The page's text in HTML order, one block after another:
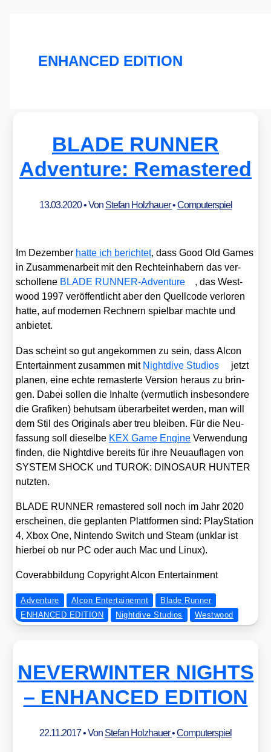
ENHANCED EDITION
BLADE RUNNER
Adventure: Remastered
13.03.2020• Von Stefan Holzhauer•Computerspiel
Im Dezem­ber hat­te ich berich­tet, dass Good Old Games
in Zusam­men­ar­beit mit den Rech­te­inha­bern das ver­
schol­le­ne BLADE RUN­NER-Adven­ture
, das West­
wood 1997 ver­öf­fent­licht aber den Quell­code ver­lo­ren
hat­te, auf moder­nen Rech­nern spiel­bar mach­te und
anbie­tet.
Das scheint so gut ange­kom­men zu sein, dass Alcon
Enter­tain­ment zusam­men mit Night­di­ve Stu­di­os
jetzt
pla­nen, eine ech­te remas­ter­te Ver­si­on her­aus zu brin­
gen. Dabei sol­len die Inhal­te (ver­mut­lich ins­be­son­de­re
die Gra­fi­ken) behut­sam über­ar­bei­tet wer­den, man will
dem Stil des Ori­gi­nals aber treu blei­ben. Für die Neu­
fas­sung soll die­sel­be KEX Game Engi­ne Ver­wen­dung
fin­den, die Night­di­ve bereits für ihre Neu­auf­la­gen von
SYSTEM SHOCK und TUROK: DINOSAUR HUNTER
nutz­ten.
BLADE RUNNER remas­te­red soll noch im Jahr 2020
erschei­nen, die geplan­ten Platt­for­men sind: Play­Sta­ti­on
4, Xbox One, Nin­ten­do Switch und Steam (unklar ist
hier­bei ob nur PC oder auch Mac und Linux).
Cover­ab­bil­dung Copy­right Alcon Enter­tain­ment
Adventure Alcon Entertainemnt
Blade Runner
ENHANCED EDITION
Nightdive Studios Westwood
NEVERWINTER NIGHTS
– ENHANCED EDITION
22.11.2017• Von Stefan Holzhauer•Computerspiel